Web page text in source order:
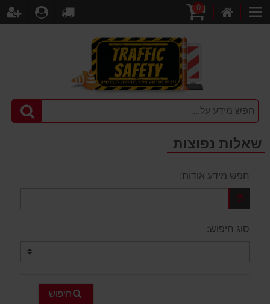
קטגוריות
קניות
0
לקופה
שאלות נפוצות
חפש מידע אודות:
סוג חיפוש:
חיפוש